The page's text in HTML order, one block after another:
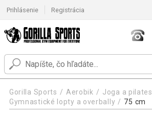
Prihlásenie Registrácia
Gorilla Sports Aerobik
Joga a pilates
Gymnastické lopty a overbally
75 cm